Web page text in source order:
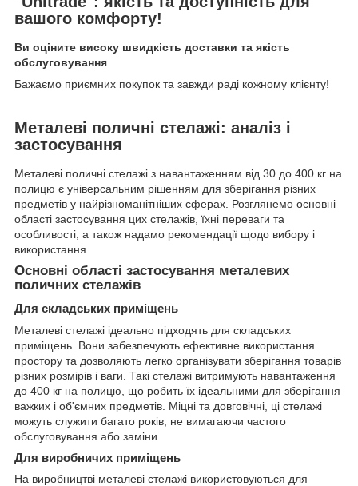
вашого комфорту!
Ви оціните високу швидкість доставки та якість
обслуговування
Бажаємо приємних покупок та завжди раді кожному клієнту!
Металеві поличні стелажі: аналіз і
застосування
Металеві поличні стелажі з навантаженням від 30 до 400 кг на
полицю є універсальним рішенням для зберігання різних
предметів у найрізноманітніших сферах. Розглянемо основні
області застосування цих стелажів, їхні переваги та
особливості, а також надамо рекомендації щодо вибору і
використання.
Основні області застосування металевих
поличних стелажів
Для складських приміщень
Металеві стелажі ідеально підходять для складських
приміщень. Вони забезпечують ефективне використання
простору та дозволяють легко організувати зберігання товарів
різних розмірів і ваги. Такі стелажі витримують навантаження
до 400 кг на полицю, що робить їх ідеальними для зберігання
важких і об'ємних предметів. Міцні та довговічні, ці стелажі
можуть служити багато років, не вимагаючи частого
обслуговування або заміни.
Для виробничих приміщень
На виробництві металеві стелажі використовуються для